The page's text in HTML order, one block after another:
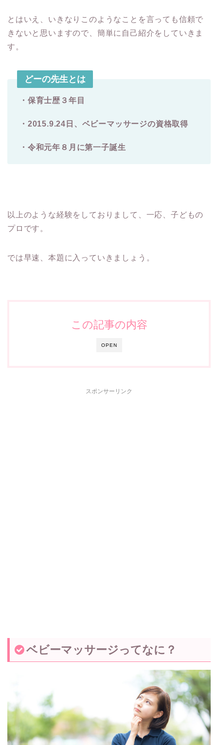
とはいえ、いきなりこのようなことを言っても信頼で
きないと思いますので、簡単に自己紹介をしていきま
す。
どーの先生とは
・保育士歴３年目
・2015.9.24日、ベビーマッサージの資格取得
・令和元年８月に第一子誕生
以上のような経験をしておりまして、一応、子どもの
プロです。
では早速、本題に入っていきましょう。
OPEN
この記事の内容
スポンサーリンク
ベビーマッサージってなに？